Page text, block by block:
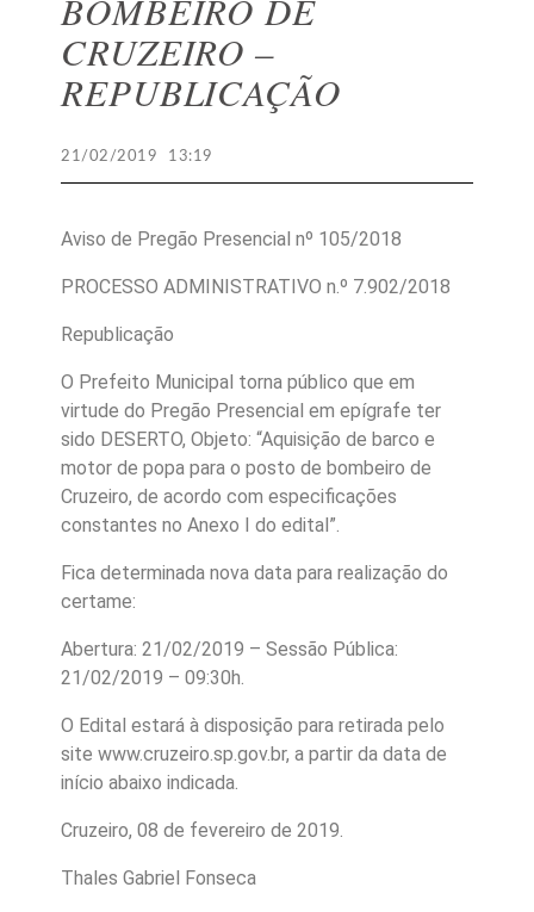
CRUZEIRO –
REPUBLICAÇÃO
21/02/2019 13:19
Aviso de Pregão Presencial nº 105/2018
PROCESSO ADMINISTRATIVO n.º 7.902/2018
Republicação
O Prefeito Municipal torna público que em
virtude do Pregão Presencial em epígrafe ter
sido DESERTO, Objeto: “Aquisição de barco e
motor de popa para o posto de bombeiro de
Cruzeiro, de acordo com especificações
constantes no Anexo I do edital”.
Fica determinada nova data para realização do
certame:
Abertura: 21/02/2019 – Sessão Pública:
21/02/2019 – 09:30h.
O Edital estará à disposição para retirada pelo
site www.cruzeiro.sp.gov.br, a partir da data de
início abaixo indicada.
Cruzeiro, 08 de fevereiro de 2019.
Thales Gabriel Fonseca